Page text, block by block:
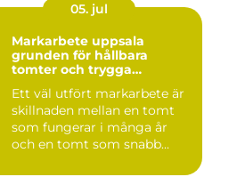
05. jul
Markarbete uppsala
grunden för hållbara
tomter och trygga
Ett väl utfört markarbete är
skillnaden mellan en tomt
som fungerar i många år
och en tomt som snabb...